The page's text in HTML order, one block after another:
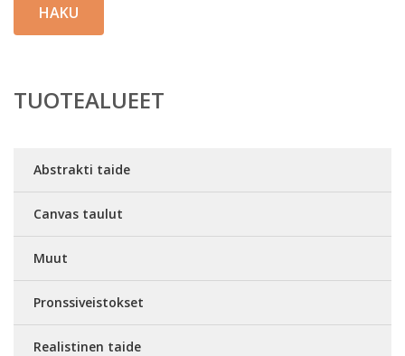
HAKU
TUOTEALUEET
Abstrakti taide
Canvas taulut
Muut
Pronssiveistokset
Realistinen taide